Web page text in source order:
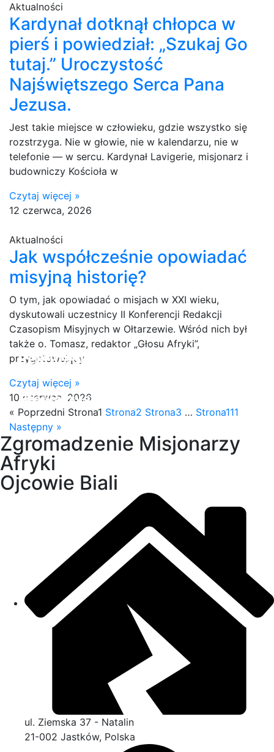
MISJONARZE AFRYKI
OJCOWIE BIALI
Rekrutacja 2026
Zostań Misjonarzem Afryki. Przyjedź na Dni Otwarte: 1-3 maj
2026
,,Stać się wszystkim dla
wszystkich."
(1 Kor 9:22)
Stowarzyszenie
W afryce umiłowałem wszystko:
Jej przeszłość, przyszłość, Jej góry, ziemię i jej niebo.
Aktualności
Kardynał dotknął chłopca w
pierś i powiedział: „Szukaj Go
tutaj.” Uroczystość
Najświętszego Serca Pana
Jezusa.
Jest takie miejsce w człowieku, gdzie wszystko się
rozstrzyga. Nie w głowie, nie w kalendarzu, nie w
telefonie — w sercu. Kardynał Lavigerie, misjonarz i
budowniczy Kościoła w
Czytaj więcej »
12 czerwca, 2026
Aktualności
Jak współcześnie opowiadać
misyjną historię?
O tym, jak opowiadać o misjach w XXI wieku,
dyskutowali uczestnicy II Konferencji Redakcji
Czasopism Misyjnych w Ołtarzewie. Wśród nich był
także o. Tomasz, redaktor „Głosu Afryki”,
przygotowujący
Czytaj więcej »
10 czerwca, 2026
« Poprzedni Strona1 Strona2 Strona3 … Strona111
Następny »
Zgromadzenie Misjonarzy
Afryki
Ojcowie Biali
ul. Ziemska 37 - Natalin
21-002 Jastków, Polska